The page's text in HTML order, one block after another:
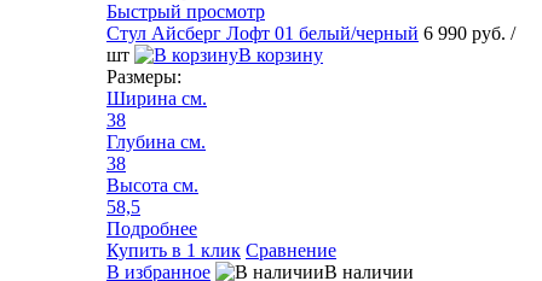
Быстрый просмотр
Стул Айсберг Лофт 01 белый/черный 6 990 руб. /
шт
В корзину
Размеры:
Ширина см.
38
Глубина см.
38
Высота см.
58,5
Подробнее
Купить в 1 клик Сравнение
В избранное
В наличии